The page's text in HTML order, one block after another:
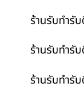
ร้านรับทำรั
ร้านรับทำรั
ร้านรับทำรั